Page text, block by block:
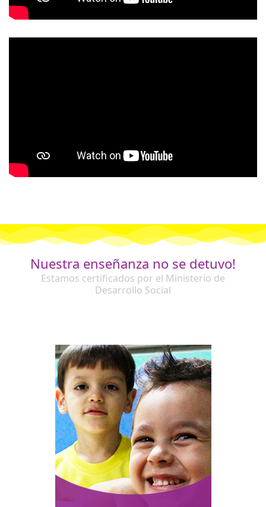
Nuestra enseñanza no se detuvo!
Estamos certificados por el Ministerio de
Desarrollo Social